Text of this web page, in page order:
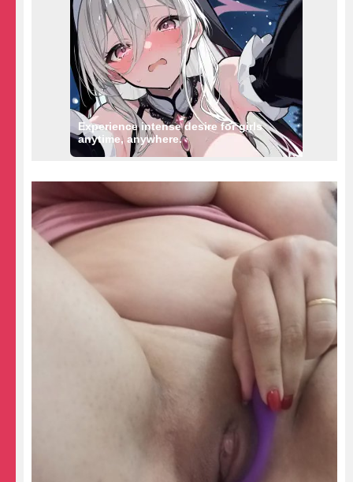
Experience intense desire for girls
anytime, anywhere.